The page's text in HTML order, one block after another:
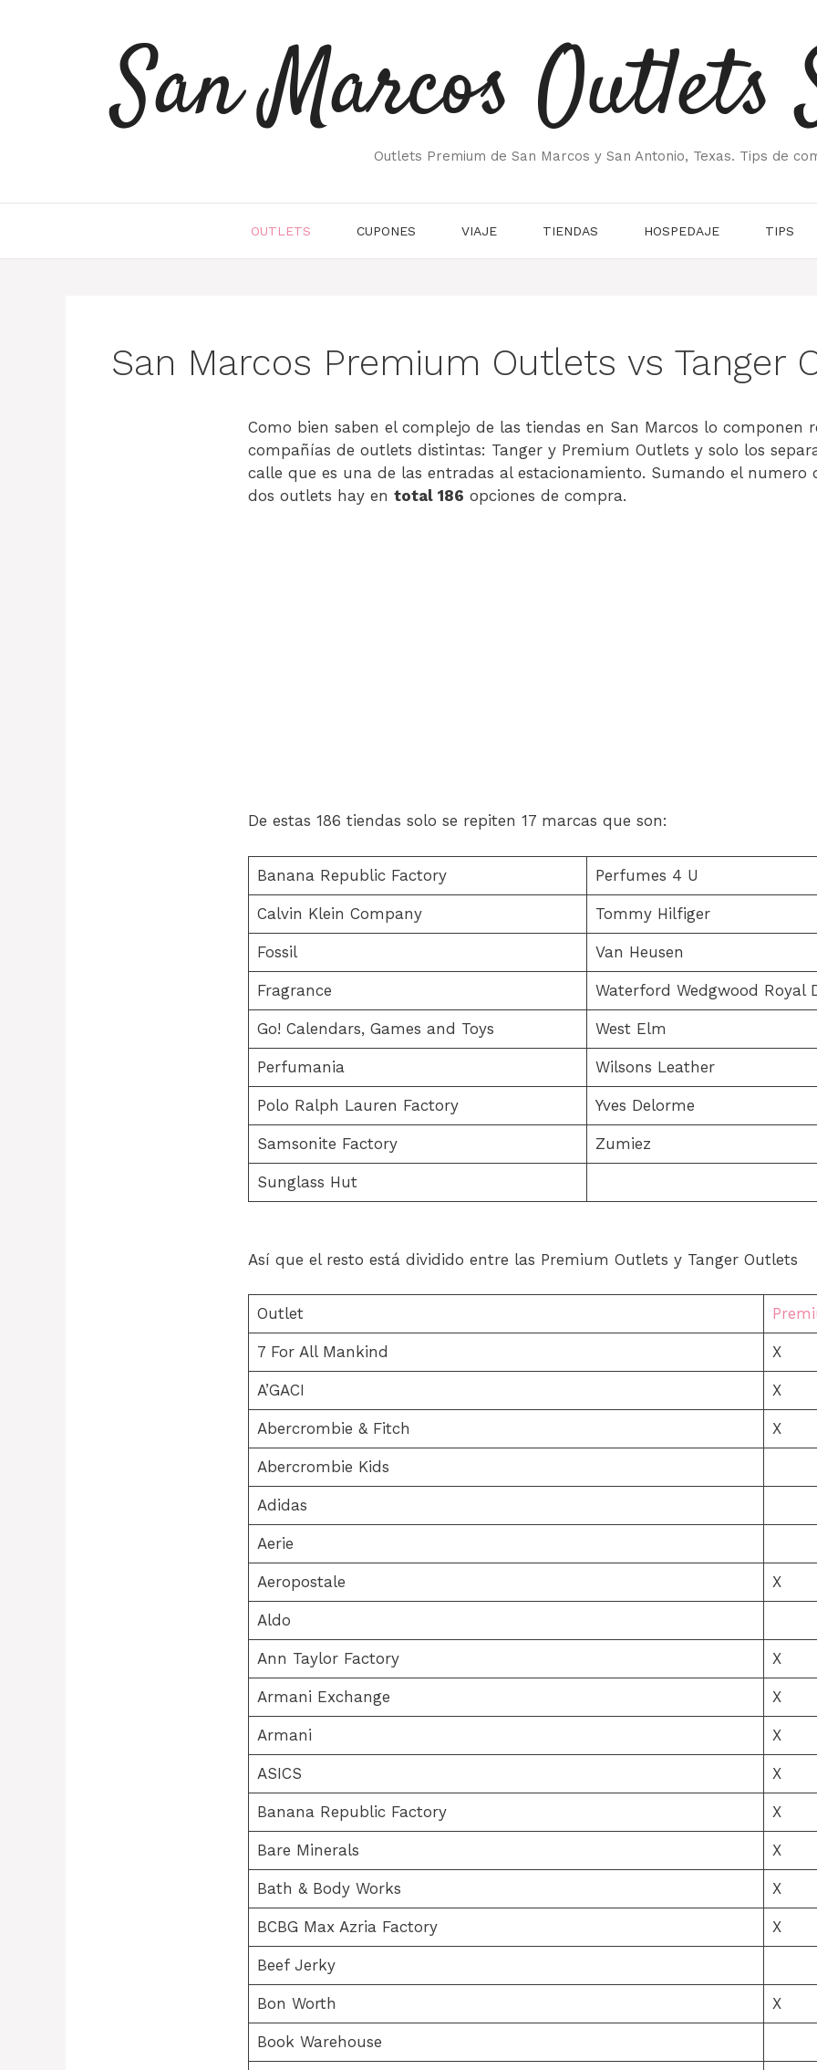
San Marcos Outlets
Outlets Premium de San Marcos y San Antonio, Texas. Tips de
OUTLETS CUPONES VIAJE TIENDAS HOSPEDAJE TIPS
San Marcos Premium Outlets vs Tanger
Como bien saben el complejo de las tiendas en San Marcos lo componen
compañías de outlets distintas: Tanger y Premium Outlets y solo los
calle que es una de las entradas al estacionamiento. Sumando el numero
dos outlets hay en total 186 opciones de compra.
De estas 186 tiendas solo se repiten 17 marcas que son:
Banana Republic Factory Perfumes 4 U
Calvin Klein Company Tommy Hilfiger
Fossil Van Heusen
Fragrance Waterford Wedgwood Royal
Go! Calendars, Games and Toys West Elm
Perfumania Wilsons Leather
Polo Ralph Lauren Factory Yves Delorme
Samsonite Factory Zumiez
Sunglass Hut
Así que el resto está dividido entre las Premium Outlets y Tanger Outlets
Outlet
7 For All Mankind X
A’GACI X
Abercrombie & Fitch X
Abercrombie Kids
Adidas
Aerie
Aeropostale X
Aldo
Ann Taylor Factory X
Armani Exchange X
Armani X
ASICS X
Banana Republic Factory X
Bare Minerals X
Bath & Body Works X
BCBG Max Azria Factory X
Beef Jerky
Bon Worth X
Book Warehouse